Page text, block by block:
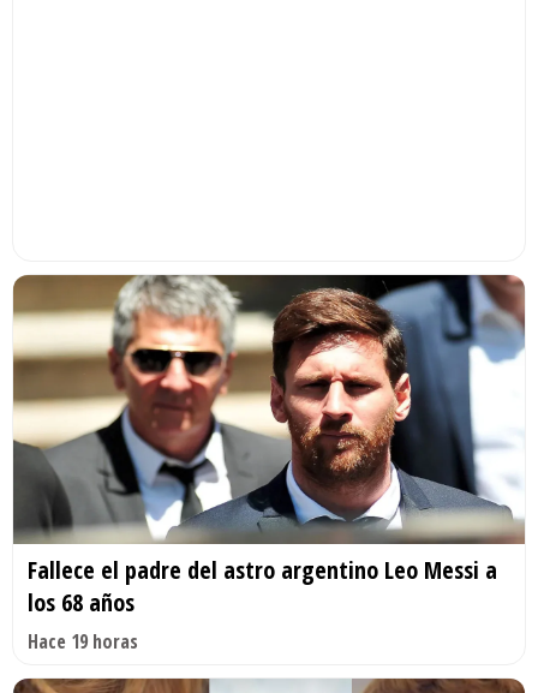
Fallece el padre del astro argentino Leo Messi a
los 68 años
Hace 19 horas